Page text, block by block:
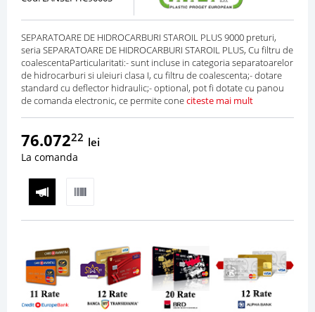
SEPARATOARE DE HIDROCARBURI STAROIL PLUS 9000 preturi,
seria SEPARATOARE DE HIDROCARBURI STAROIL PLUS, Cu filtru de
coalescentaParticularitati:- sunt incluse in categoria separatoarelor
de hidrocarburi si uleiuri clasa I, cu filtru de coalescenta;- dotare
standard cu deflector hidraulic;- optional, pot fi dotate cu panou
de comanda electronic, ce permite coneciteste mai mult
76.07222 lei
La comanda